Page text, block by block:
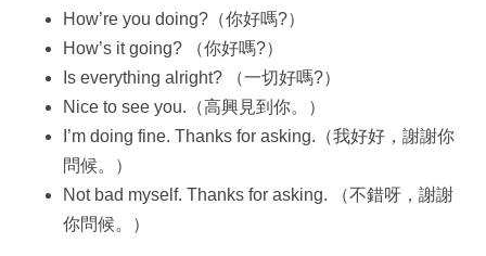
How’re you doing?（你好嗎?）
How’s it going? （你好嗎?）
Is everything alright? （一切好嗎?）
Nice to see you.（高興見到你。）
I’m doing fine. Thanks for asking.（我好好，謝謝你
問候。）
Not bad myself. Thanks for asking. （不錯呀，謝謝
你問候。）